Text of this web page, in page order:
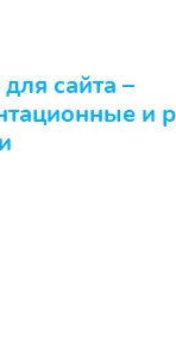
сайта –
и